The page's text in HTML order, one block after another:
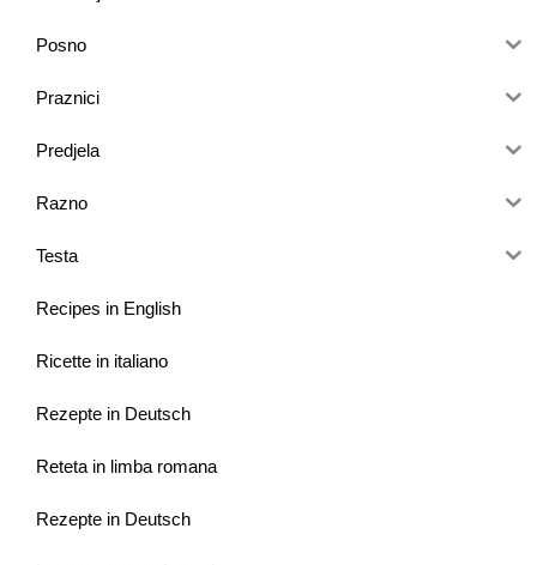
Posno
Praznici
Predjela
Razno
Testa
Recipes in English
Ricette in italiano
Rezepte in Deutsch
Reteta in limba romana
Rezepte in Deutsch